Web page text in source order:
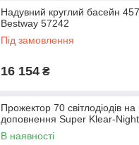
Надувний круглий басейн
Bestway 57242
Під замовлення
16 154 ₴
Прожектор 70 світлодіодів на
доповнення Super Klear-Night
В наявності